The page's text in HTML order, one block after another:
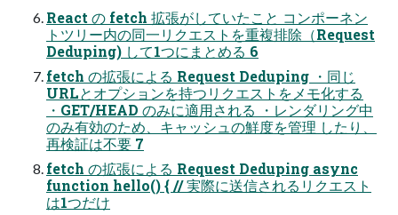
React の fetch 拡張がしていたこと コンポーネン
トツリー内の同一リクエストを重複排除（Request
Deduping) して1つにまとめる 6
fetch の拡張による Request Deduping ・同じ
URLとオプションを持つリクエストをメモ化する
・GET/HEAD のみに適用される ・レンダリング中
のみ有効のため、キャッシュの鮮度を管理 したり、
再検証は不要 7
fetch の拡張による Request Deduping async
function hello() { // 実際に送信されるリクエスト
は1つだけ